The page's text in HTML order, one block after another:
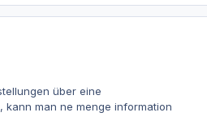
über eine
man ne menge information